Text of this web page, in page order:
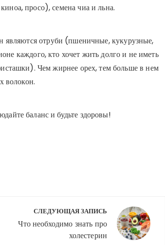
просо), семена чиа и льна.
отруби (пшеничные, кукурузные,
каждого, кто хочет жить долго и не иметь
Чем жирнее орех, тем больше в нем
волокон.
баланс и будьте здоровы!
СЛЕДУЮЩАЯ ЗАПИСЬ
Что необходимо знать про
холестерин